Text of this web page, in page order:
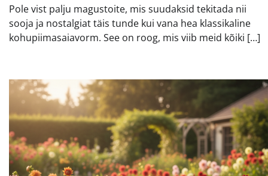
Pole vist palju magustoite, mis suudaksid tekitada nii
sooja ja nostalgiat täis tunde kui vana hea klassikaline
kohupiimasaiavorm. See on roog, mis viib meid kõiki […]